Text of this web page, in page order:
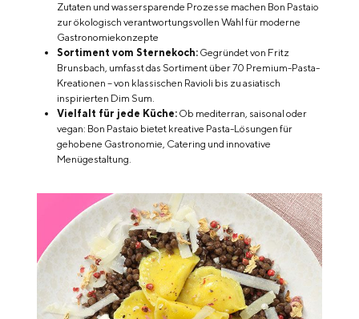
Zutaten und wassersparende Prozesse machen Bon Pastaio
zur ökologisch verantwortungsvollen Wahl für moderne
Gastronomiekonzepte
Sortiment vom Sternekoch: Gegründet von Fritz
Brunsbach, umfasst das Sortiment über 70 Premium-Pasta-
Kreationen – von klassischen Ravioli bis zu asiatisch
inspirierten Dim Sum.
Vielfalt für jede Küche: Ob mediterran, saisonal oder
vegan: Bon Pastaio bietet kreative Pasta-Lösungen für
gehobene Gastronomie, Catering und innovative
Menügestaltung.